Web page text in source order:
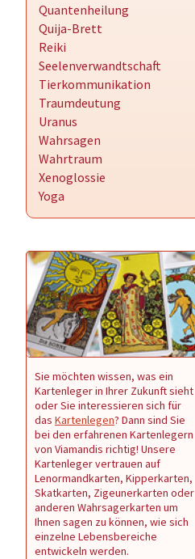
Quantenheilung
Quija-Brett
Reiki
Seelenverwandtschaft
Tierkommunikation
Traumdeutung
Uranus
Wahrsagen
Wahrtraum
Xenoglossie
Yoga
Sie möchten wissen, was ein
Kartenleger in Ihrer Zukunft sieht
oder Sie interessieren sich für
das Kartenlegen? Dann sind Sie
bei den erfahrenen Kartenlegern
von Viamandis richtig! Unsere
Kartenleger vertrauen auf
Lenormandkarten, Kipperkarten,
Skatkarten, Zigeunerkarten oder
anderen Wahrsagerkarten um
Ihnen sagen zu können, wie sich
einzelne Lebensbereiche
entwickeln werden.